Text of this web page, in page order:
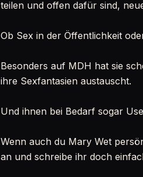
teilen und offen dafür sind,
Ob Sex in der Öffentlichkeit
Besonders auf MDH hat sie
ihre Sexfantasien austauscht.
Und ihnen bei Bedarf sogar
Wenn auch du Mary Wet
an und schreibe ihr doch